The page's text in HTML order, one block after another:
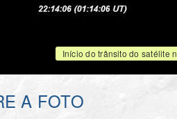
Início do trânsito do satélite
A FOTO